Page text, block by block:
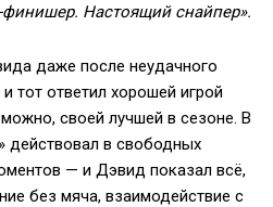
Настоящий снайпер».
даже после неудачного
тот ответил хорошей игрой
своей лучшей в сезоне. В
действовал в свободных
— и Дэвид показал всё,
без мяча, взаимодействие с